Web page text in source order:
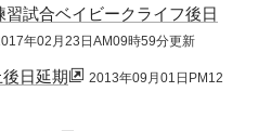
習試合ベイビークライフ後日
年02月23日AM09時59分更新
日延期
2013年09月01日PM12